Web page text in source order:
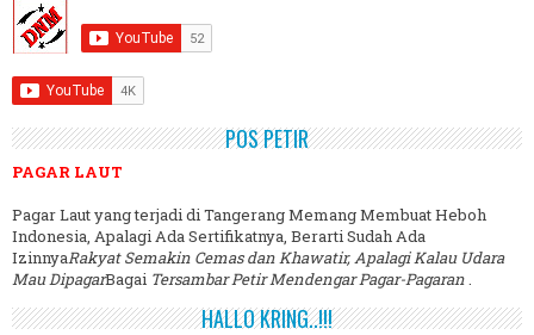
POS PETIR
PAGAR LAUT
Pagar Laut yang terjadi di Tangerang Memang Membuat Heboh
Indonesia, Apalagi Ada Sertifikatnya, Berarti Sudah Ada
IzinnyaRakyat Semakin Cemas dan Khawatir, Apalagi Kalau Udara
Mau DipagarBagai Tersambar Petir Mendengar Pagar-Pagaran.
HALLO KRING..!!!